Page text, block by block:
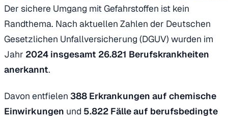
Der sichere Umgang mit Gefahrstoffen ist kein
Randthema. Nach aktuellen Zahlen der Deutschen
Gesetzlichen Unfallversicherung (DGUV) wurden im
Jahr 2024 insgesamt 26.821 Berufskrankheiten
anerkannt.
Davon entfielen 388 Erkrankungen auf chemische
Einwirkungen und 5.822 Fälle auf berufsbedingte